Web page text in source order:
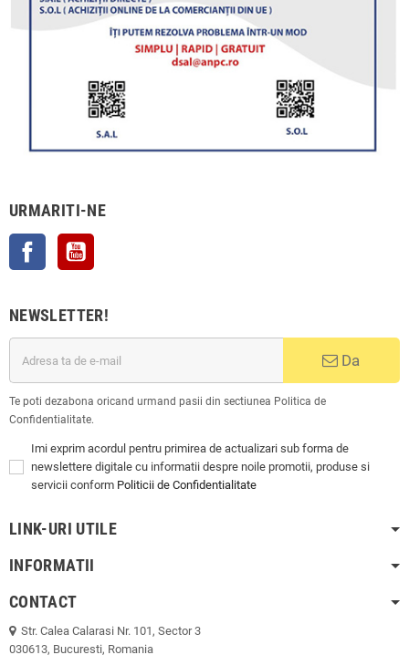
URMARITI-NE
Facebook
NEWSLETTER!
Da
Te poti dezabona oricand urmand pasii din sectiunea Politica de
Confidentialitate.
Imi exprim acordul pentru primirea de actualizari sub forma de
newslettere digitale cu informatii despre noile promotii, produse si
servicii conform Politicii de Confidentialitate
LINK-URI UTILE
INFORMATII
CONTACT
Str. Calea Calarasi Nr. 101, Sector 3
030613, Bucuresti, Romania